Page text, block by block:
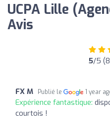
UCPA Lille
Avis
5/5
FX M Publié le 1 year
Expérience fantastique:
courtois !